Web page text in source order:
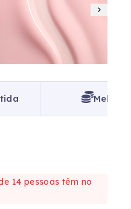
Melhor
últimas 5 horas
14 pessoas têm no